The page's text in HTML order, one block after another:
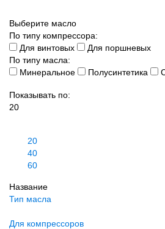
Выберите масло
По типу компрессора:
Для винтовых
Для поршневых
По типу масла:
Минеральное
Полусинтетика
Показывать по:
20
20
40
60
Название
Тип масла
Для компрессоров